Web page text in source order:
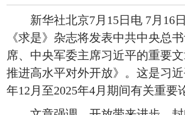
新华社北京7月15日电 7月16日
《求是》杂志将发表中共中央总
席、中央军委主席习近平的重要
推进高水平对外开放》。这是习
年12月至2025年4月期间有关重要